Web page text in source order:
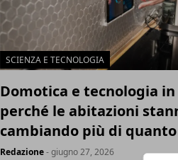
SCIENZA E TECNOLOGIA
Domotica e tecnologia in
perché le abitazioni
cambiando più di
Redazione- giugno 27, 2026